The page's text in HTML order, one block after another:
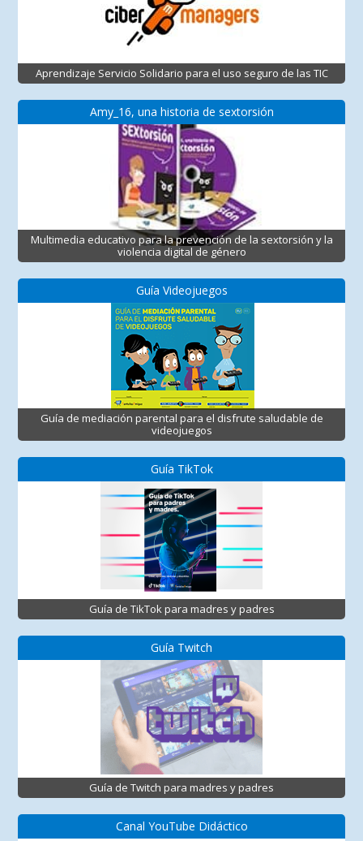
Aprendizaje Servicio Solidario para el uso seguro de las TIC
Amy_16, una historia de sextorsión
Multimedia educativo para la prevención de la sextorsión y la
violencia digital de género
Guía Videojuegos
Guía de mediación parental para el disfrute saludable de
videojuegos
Guía TikTok
Guía de TikTok para madres y padres
Guía Twitch
Guía de Twitch para madres y padres
Canal YouTube Didáctico